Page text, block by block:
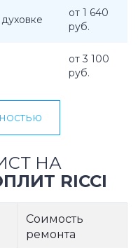
от 1 640
руб.
от 3 100
руб.
НА
RICCI
Соимость
ремонта